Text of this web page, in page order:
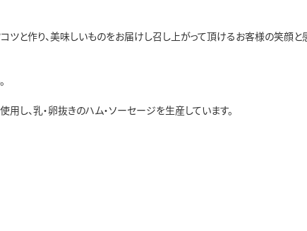
と作り、美味しいものをお届けし召し上がって頂けるお客様の笑顔
し、乳・卵抜きのハム・ソーセージを生産しています。